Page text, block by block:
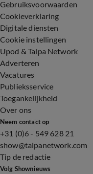
Gebruiksvoorwaarden
Cookieverklaring
Digitale diensten
Cookie instellingen
Upod & Talpa Network
Adverteren
Vacatures
Publieksservice
Toegankelijkheid
Over ons
Neem contact op
+31 (0)6 - 549 628 21
show@talpanetwork.com
Tip de redactie
Volg Shownieuws